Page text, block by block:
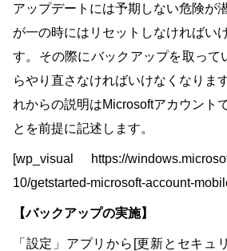
アップデートには予期しない危険が
が一の時にはリセットしなければい
す。その際にバックアップを取って
らやり直さなければいけなくなりま
れからの説明はMicrosoftアカウント
とを前提に記述します。
[wp_visual https://
10/getstarted-microsoft-account-
【バックアップの実施】
「設定」アプリから[更新とセキュ